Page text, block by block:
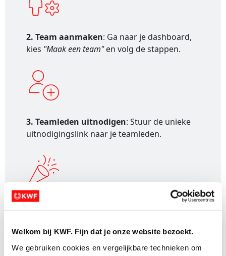
Welkom bij KWF. Fijn dat je onze website bezoekt.
We gebruiken cookies en vergelijkbare technieken om
2. Team aanmaken: Ga naar je dashboard,
kies "Maak een team"en volg de stappen.
3. Teamleden uitnodigen: Stuur de unieke
uitnodigingslink naar je teamleden.
: Deel je teampagina, vraag
Veelgestelde vragen